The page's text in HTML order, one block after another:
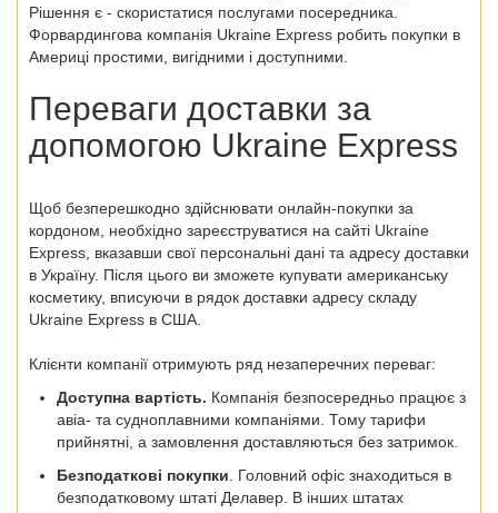
Рішення є - скористатися послугами посередника.
Форвардингова компанія Ukraine Express робить покупки в
Америці простими, вигідними і доступними.
Переваги доставки за
допомогою Ukraine Express
Щоб безперешкодно здійснювати онлайн-покупки за
кордоном, необхідно зареєструватися на сайті Ukraine
Express, вказавши свої персональні дані та адресу доставки
в Україну. Після цього ви зможете купувати американську
косметику, вписуючи в рядок доставки адресу складу
Ukraine Express в США.
Клієнти компанії отримують ряд незаперечних переваг:
Доступна вартість. Компанія безпосередньо працює з
авіа- та судноплавними компаніями. Тому тарифи
прийнятні, а замовлення доставляються без затримок.
Безподаткові покупки . Головний офіс знаходиться в
безподатковому штаті Делавер. В інших штатах